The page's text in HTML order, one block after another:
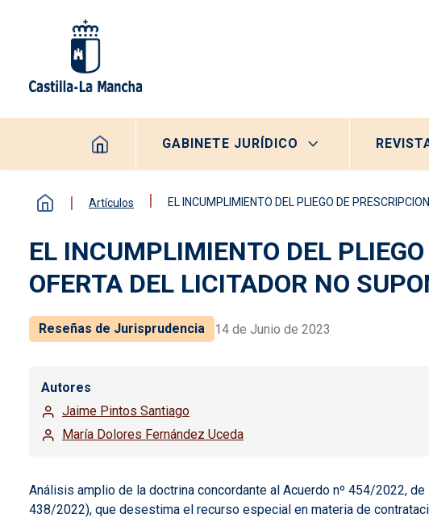
Navegación principal
GABINETE JURÍDICO
Artículos EL INCUMPLIMIENTO DEL PLIEGO DE
EL INCUMPLIMIENTO DEL
OFERTA DEL LICITADOR NO
Reseñas de Jurisprudencia 14 de Junio de 2023
Autores
Jaime Pintos Santiago
María Dolores Fernández Uceda
Análisis amplio de la doctrina concordante al Acuerdo nº 454/2022,
438/2022), que desestima el recurso especial en materia de